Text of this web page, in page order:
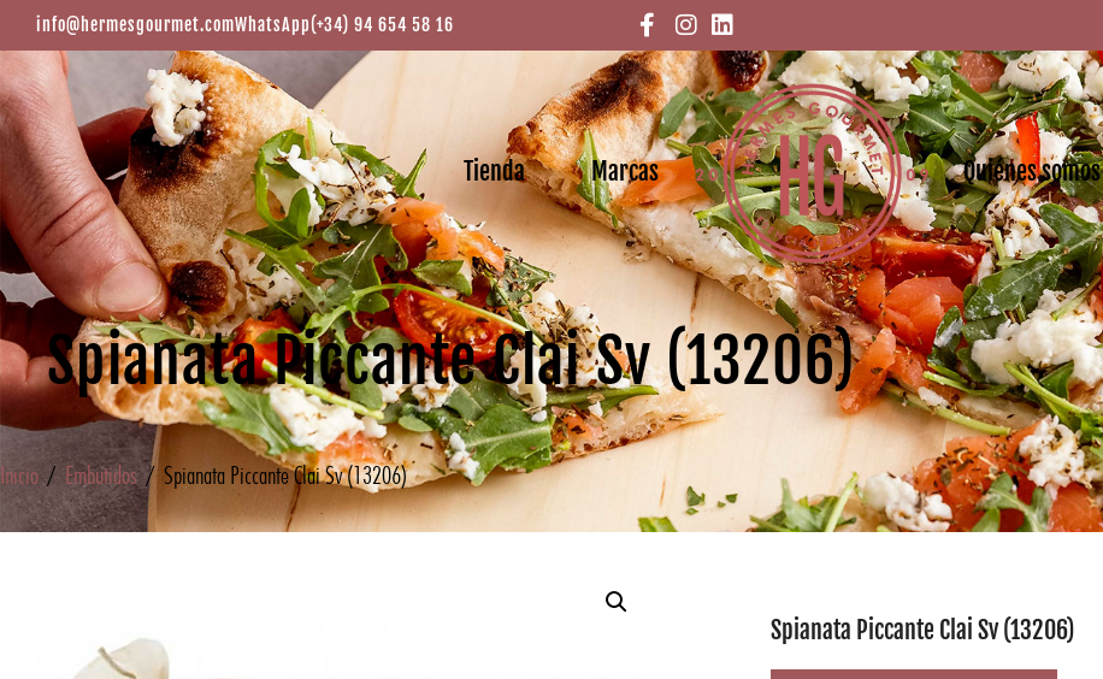
info@hermesgourmet.comWhatsApp(+34) 94 654 58 16
Tienda Marcas Quiénes somos
Spianata Piccante Clai Sv (13206)
Inicio / Embutidos/ Spianata Piccante Clai Sv (13206)
Spianata Piccante Clai Sv (13206)